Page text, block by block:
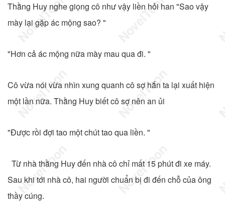
Thằng Huy nghe giọng cô như vậy liền hỏi han "Sao vậy
mày lại gặp ác mộng sao? "
"Hơn cả ác mộng nữa mày mau qua đi. "
Cô vừa nói vừa nhìn xung quanh cô sợ hắn ta lại xuất hiện
một lần nữa. Thằng Huy biết cô sợ nên an ủi
"Được rồi đợi tao một chút tao qua liền. "
Từ nhà thằng Huy đến nhà cô chỉ mất 15 phút đi xe máy.
Sau khi tới nhà cô, hai người chuẩn bị đi đến chỗ của ông
thầy cúng.